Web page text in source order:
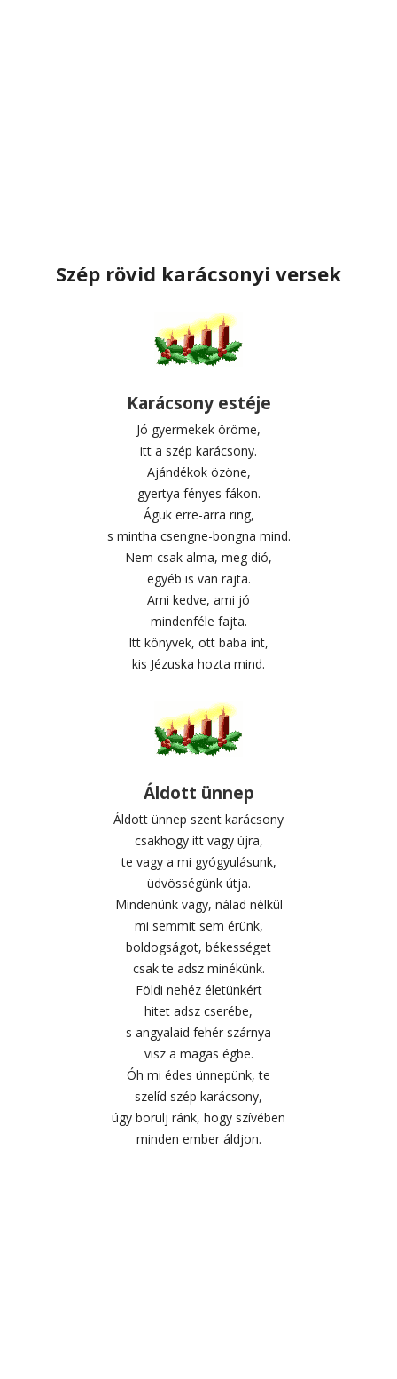
Szép rövid karácsonyi versek
Karácsony estéje
Jó gyermekek öröme,
itt a szép karácsony.
Ajándékok özöne,
gyertya fényes fákon.
Águk erre-arra ring,
s mintha csengne-bongna mind.
Nem csak alma, meg dió,
egyéb is van rajta.
Ami kedve, ami jó
mindenféle fajta.
Itt könyvek, ott baba int,
kis Jézuska hozta mind.
Áldott ünnep
Áldott ünnep szent karácsony
csakhogy itt vagy újra,
te vagy a mi gyógyulásunk,
üdvösségünk útja.
Mindenünk vagy, nálad nélkül
mi semmit sem érünk,
boldogságot, békességet
csak te adsz minékünk.
Földi nehéz életünkért
hitet adsz cserébe,
s angyalaid fehér szárnya
visz a magas égbe.
Óh mi édes ünnepünk, te
szelíd szép karácsony,
úgy borulj ránk, hogy szívében
minden ember áldjon.